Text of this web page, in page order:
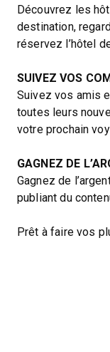
Découvrez les
destination,
réservez l’hôtel
SUIVEZ VOS
Suivez vos amis
toutes leurs
votre prochain
GAGNEZ DE
Gagnez de
publiant du
Prêt à faire vos